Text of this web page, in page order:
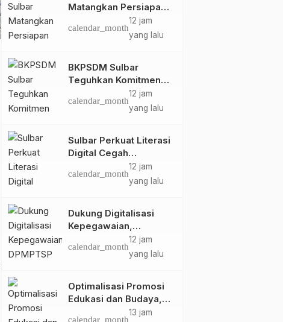
Matangkan Persiapan
HUT Ke-81 RI, Puncak
Upacara di Lapangan
calendar_month
12 jam
yang lalu
BKPSDM Sulbar
Teguhkan Komitmen
Pengembangan
Kompetensi ASN
Perjanjian Tugas
Belajar 2026
calendar_month
12 jam
yang lalu
Sulbar Perkuat Literasi
Digital Cegah
Kejahatan Love
Scamming
calendar_month
12 jam
yang lalu
Dukung Digitalisasi
Kepegawaian,
DPMPTSP Sulbar Siap
Terapkan Aplikasi
calendar_month
12 jam
yang lalu
Optimalisasi Promosi
Edukasi dan Budaya,
Anjungan Provinsi
calendar_month
13 jam